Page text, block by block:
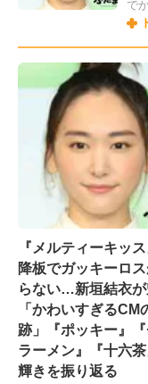
で
『メルティーキッ
降板でガッキーロス
らない…新垣結衣が
「かわいすぎるCM
跡」『ポッキー』
ラーメン』『十六
輝きを振り返る